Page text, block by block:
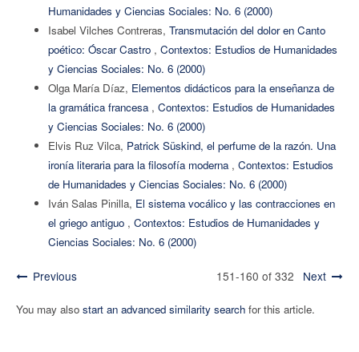
Humanidades y Ciencias Sociales: No. 6 (2000)
Isabel Vilches Contreras, Transmutación del dolor en Canto
poético: Óscar Castro , Contextos: Estudios de Humanidades
y Ciencias Sociales: No. 6 (2000)
Olga María Díaz, Elementos didácticos para la enseñanza de
la gramática francesa , Contextos: Estudios de Humanidades
y Ciencias Sociales: No. 6 (2000)
Elvis Ruz Vilca, Patrick Süskind, el perfume de la razón. Una
ironía literaria para la filosofía moderna , Contextos: Estudios
de Humanidades y Ciencias Sociales: No. 6 (2000)
Iván Salas Pinilla, El sistema vocálico y las contracciones en
el griego antiguo , Contextos: Estudios de Humanidades y
Ciencias Sociales: No. 6 (2000)
Previous 151-160 of 332 Next
You may also start an advanced similarity searchfor this article.